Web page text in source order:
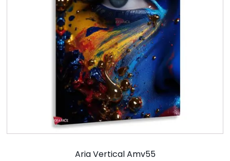
Aria Vertical Amv55